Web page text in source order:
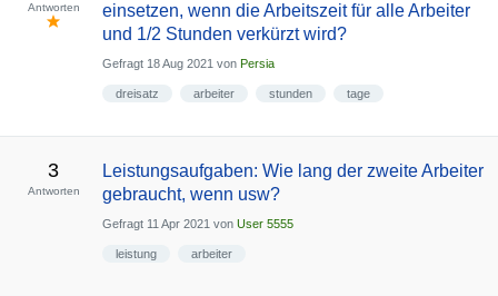
Antworten
einsetzen, wenn die Arbeitszeit für alle Arbeiter
und 1/2 Stunden verkürzt wird?
Gefragt 18 Aug 2021 von Persia
dreisatz arbeiter stunden tage
3
Antworten
Leistungsaufgaben: Wie lang der zweite Arbeiter
gebraucht, wenn usw?
Gefragt 11 Apr 2021 von User 5555
leistung arbeiter